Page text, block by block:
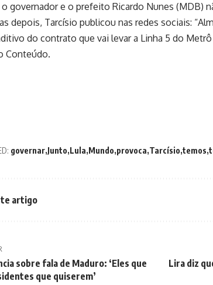
governador e o prefeito Ricardo Nunes (MDB)
depois, Tarcísio publicou nas redes sociais:
do contrato que vai levar a Linha 5 do Metrô
Conteúdo.
governar Junto Lula Mundo provoca Tarcísio temos
artigo
sobre fala de Maduro: ‘Eles que
que quiserem’
Lira diz